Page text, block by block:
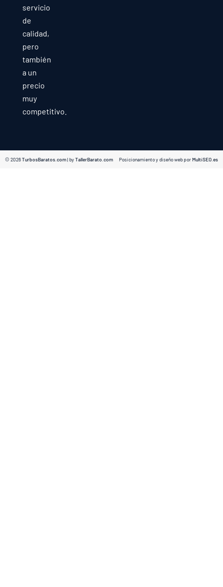
servicio
de
calidad,
pero
también
a un
precio
muy
competitivo.
© 2026TurbosBaratos.com| byTallerBarato.com Posicionamiento y diseño web porMultiSEO.es